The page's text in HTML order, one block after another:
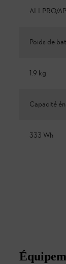
ALLPRO/AP
Poids de
1.9 kg
Capacité
333 Wh